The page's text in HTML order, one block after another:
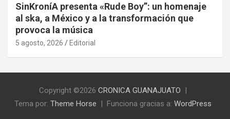
SinKroníA presenta «Rude Boy”: un homenaje
al ska, a México y a la transformación que
provoca la música
5 agosto, 2026 Editorial
Copyright ©2026 CRONICA GUANAJUATO
Tema por: Theme Horse Funciona gracias a: WordPress